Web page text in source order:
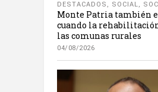
DESTACADOS , SOCIAL,
Monte Patria también
cuando la
las comunas rurales
04/08/2026